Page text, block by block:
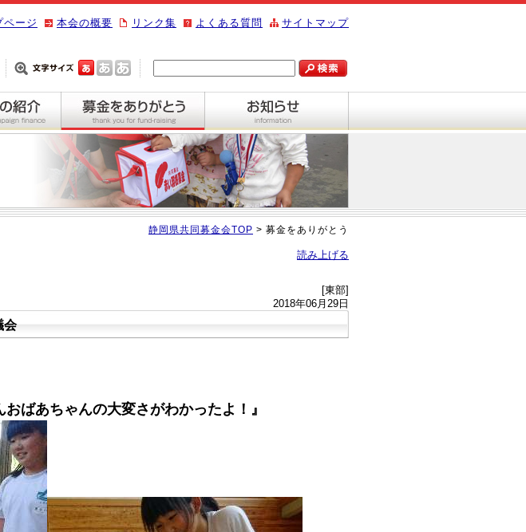
サイトマップ
よくある質問
リンク集
本会の概要
ページ
静岡県共同募金会TOP > 募金をありがとう
読み上げる
[東部]
2018年06月29日
会
おばあちゃんの大変さがわかったよ！』